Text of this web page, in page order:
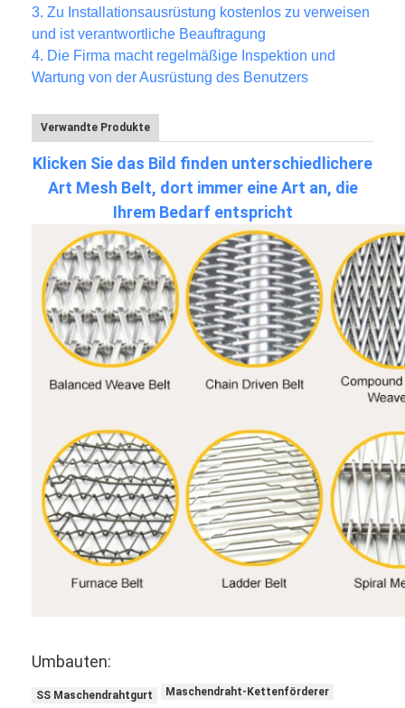
3.Zu Installationsausrüstung kostenlos zu verweisen
und ist verantwortliche Beauftragung
4. Die Firma macht regelmäßige Inspektion und
Wartung von der Ausrüstung des Benutzers
Verwandte Produkte
Klicken Sie das Bild finden unterschiedlichere
Art Mesh Belt, dort immer eine Art an, die
Ihrem Bedarf entspricht
Umbauten:
SS Maschendrahtgurt Maschendraht-Kettenförderer